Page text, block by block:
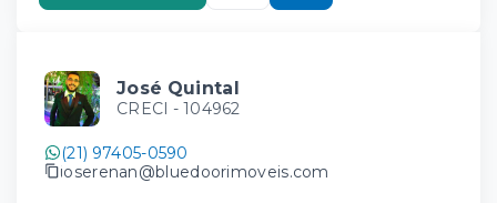
José Quintal
CRECI - 104962
(21) 97405-0590
joserenan@bluedoorimoveis.com